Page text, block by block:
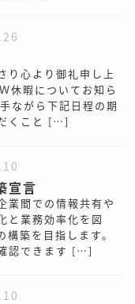
り心より御礼申し上
休暇についてお知ら
ながら下記日程の期
くこと […]
宣言
業間での情報共有や
と業務効率化を図
築を目指します。
認できます […]